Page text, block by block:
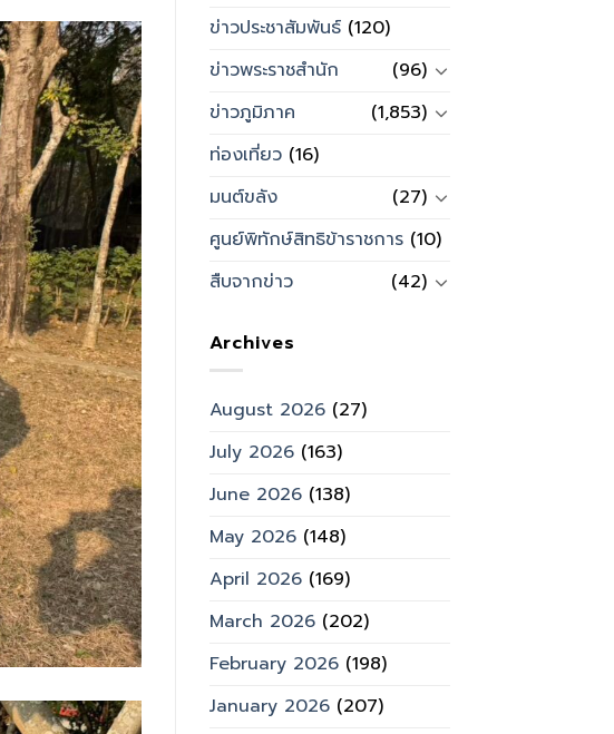
ข่าวประชาสัมพันธ์(120)
ข่าวพระราชสำนัก
(96)
ข่าวภูมิภาค
(1,853)
ท่องเที่ยว(16)
มนต์ขลัง
(27)
ศูนย์พิทักษ์สิทธิข้าราชการ(10)
สืบจากข่าว
(42)
Archives
August 2026(27)
July 2026(163)
June 2026(138)
May 2026(148)
April 2026(169)
March 2026(202)
February 2026(198)
January 2026(207)